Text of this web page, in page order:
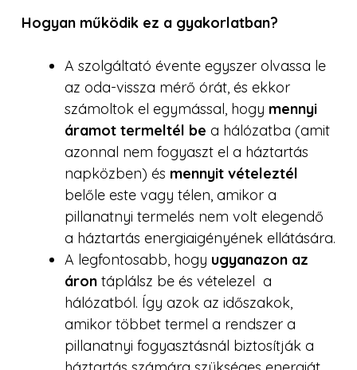
Hogyan működik ez a gyakorlatban?
A szolgáltató évente egyszer olvassa le
az oda-vissza mérő órát, és ekkor
számoltok el egymással, hogy mennyi
áramot termeltél be a hálózatba (amit
azonnal nem fogyaszt el a háztartás
napközben) és mennyit vételeztél
belőle este vagy télen, amikor a
pillanatnyi termelés nem volt elegendő
a háztartás energiaigényének ellátására.
A legfontosabb, hogy ugyanazon az
áron táplálsz be és vételezel a
hálózatból. Így azok az időszakok,
amikor többet termel a rendszer a
pillanatnyi fogyasztásnál biztosítják a